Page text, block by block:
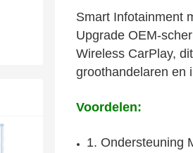
Smart Infotainment
Upgrade OEM-
Wireless CarPlay,
groothandelaren en
Voordelen:
1. Ondersteuning